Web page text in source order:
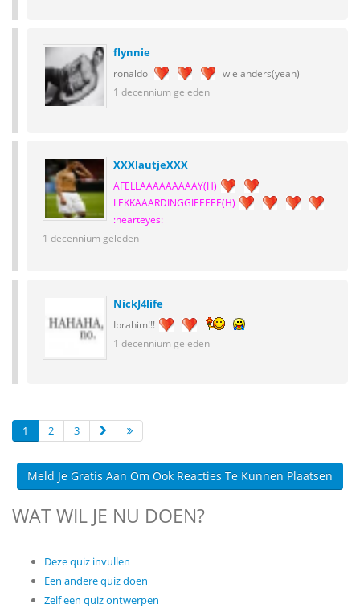
flynnie
ronaldo
wie anders(yeah)
1 decennium geleden
XXXlautjeXXX
AFELLAAAAAAAAAY(H)
LEKKAAARDINGGIEEEEE(H)
:hearteyes:
1 decennium geleden
NickJ4life
Ibrahim!!!
1 decennium geleden
1 2 3
Meld Je Gratis Aan Om Ook Reacties Te Kunnen Plaatsen
WAT WIL JE NU DOEN?
Deze quiz invullen
Een andere quiz doen
Zelf een quiz ontwerpen